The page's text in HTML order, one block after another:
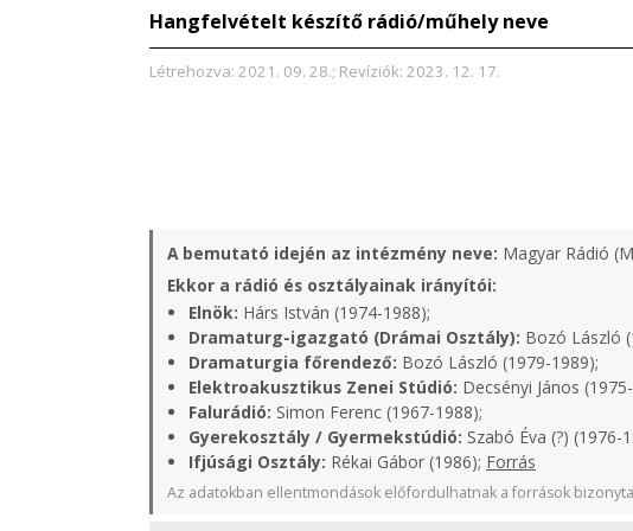
Hangfelvételt készítő rádió/műhely neve
Létrehozva: 2021. 09. 28.; Revíziók: 2023. 12. 17.
A bemutató idején az intézmény neve: Magyar Rádió
Ekkor a rádió és osztályainak irányítói:
Elnök: Hárs István (1974-1988);
Dramaturg-igazgató (Drámai Osztály): Bozó László
Dramaturgia főrendező: Bozó László (1979-1989);
Elektroakusztikus Zenei Stúdió: Decsényi János
Falurádió: Simon Ferenc (1967-1988);
Gyerekosztály / Gyermekstúdió: Szabó Éva (?)
Ifjúsági Osztály: Rékai Gábor (1986); Forrás
Az adatokban ellentmondások előfordulhatnak a források